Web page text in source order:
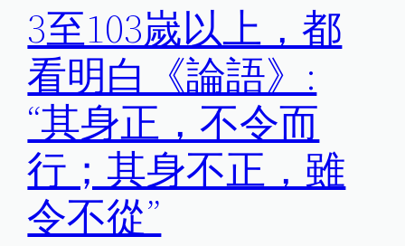
3至103嵗以上，都
看明白《論語》:
“其身正，不令而
行；其身不正，雖
令不從”